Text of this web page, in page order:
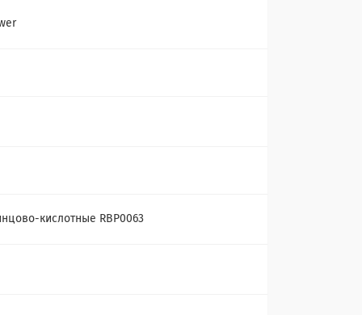
кислотные RBP0063